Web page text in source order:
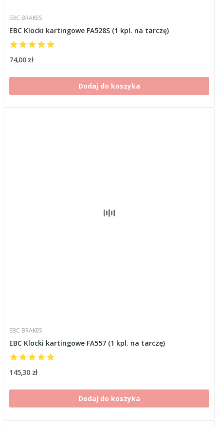
EBC BRAKES
EBC Klocki kartingowe FA528S (1 kpl. na tarczę)
74,00 zł
Dodaj do koszyka
EBC BRAKES
EBC Klocki kartingowe FA557 (1 kpl. na tarczę)
145,30 zł
Dodaj do koszyka